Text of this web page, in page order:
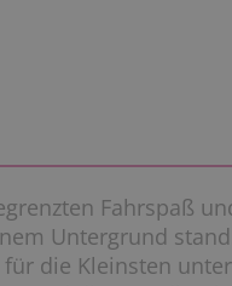
Fahrspaß
Untergrund
die Kleinsten